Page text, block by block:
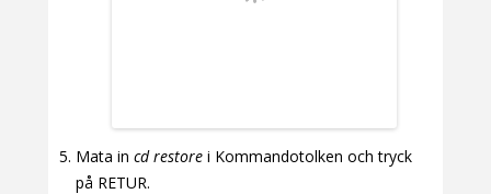
Mata in cd restore i Kommandotolken och tryck
på RETUR.